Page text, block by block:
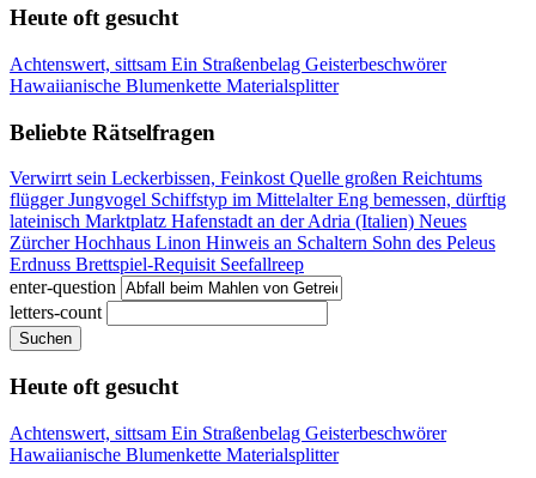
Heute oft gesucht
Achtenswert, sittsam Ein Straßenbelag Geisterbeschwörer
Hawaiianische Blumenkette Materialsplitter
Beliebte Rätselfragen
Verwirrt sein Leckerbissen, FeinkostQuelle großen Reichtums
flügger Jungvogel Schiffstyp im MittelalterEng bemessen, dürftig
lateinisch Marktplatz Hafenstadt an der Adria (Italien) Neues
Zürcher Hochhaus Linon Hinweis an Schaltern Sohn des Peleus
Erdnuss Brettspiel-Requisit Seefallreep
enter-question
letters-count
Suchen
Heute oft gesucht
Achtenswert, sittsam Ein Straßenbelag Geisterbeschwörer
Hawaiianische Blumenkette Materialsplitter